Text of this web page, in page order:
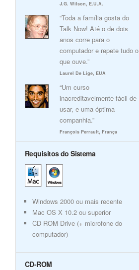
J.G. Wilson, E.U.A.
“Toda a família gosta do
Talk Now! Até o de dois
anos corre para o
computador e repete tudo o
que ouve.”
Laurel De Lige, EUA
“Um curso
inacreditavelmente fácil de
usar, e uma óptima
companhia.”
François Perrault, França
Requisitos do Sistema
Windows 2000 ou mais recente
Mac OS X 10.2 ou superior
CD ROM Drive (+ microfone do
computador)
CD-ROM